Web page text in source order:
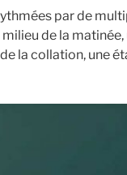
par de
de la
la collation, une